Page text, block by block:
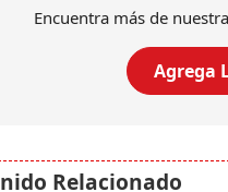
Encuentra más de
Agrega